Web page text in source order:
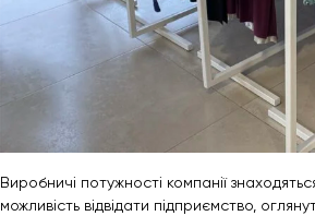
Виробничі потужності компанії
можливість відвідати підприємство,